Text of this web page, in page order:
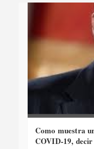
Como muestra
COVID-19,